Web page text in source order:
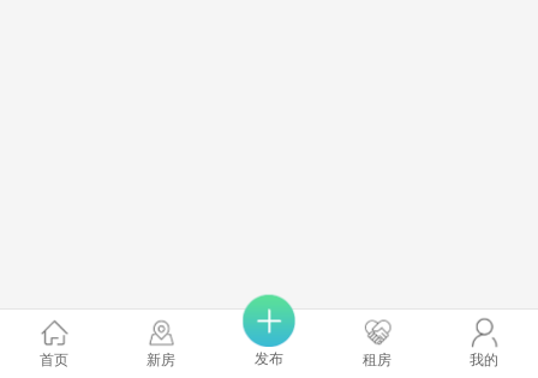
首页 新房 发布 租房 我的